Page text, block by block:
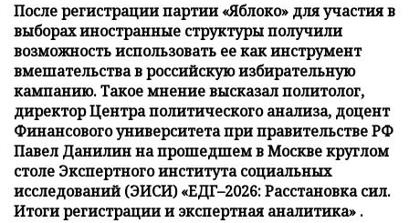
После регистрации партии «Яблоко» для участия в
выборах иностранные структуры получили
возможность использовать ее как инструмент
вмешательства в российскую избирательную
кампанию. Такое мнение высказал политолог,
директор Центра политического анализа, доцент
Финансового университета при правительстве РФ
Павел Данилин на прошедшем в Москве круглом
столе Экспертного института социальных
исследований (ЭИСИ) «ЕДГ–2026: Расстановка сил.
Итоги регистрации и экспертная аналитика» .